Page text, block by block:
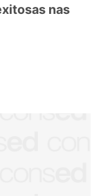
nas